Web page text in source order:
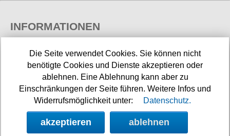
INFORMATIONEN
Widerrufsbelehrung
Impressum/Kontakt
Versandkosten
Datenschutz
AGB
Die Seite verwendet Cookies. Sie können nicht
benötigte Cookies und Dienste akzeptieren oder
ablehnen. Eine Ablehnung kann aber zu
Einschränkungen der Seite führen. Weitere Infos und
Widerrufsmöglichkeit unter:
Datenschutz.
akzeptieren ablehnen